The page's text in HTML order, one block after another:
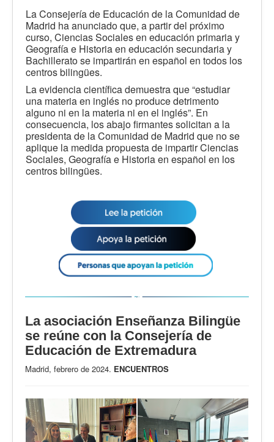
La Consejería de Educación de la Comunidad de
Madrid ha anunciado que, a partir del próximo
curso, Ciencias Sociales en educación primaria y
Geografía e Historia en educación secundaria y
Bachillerato se impartirán en español en todos los
centros bilingües.
La evidencia científica demuestra que “estudiar
una materia en inglés no produce detrimento
alguno ni en la materia ni en el inglés”. En
consecuencia, los abajo firmantes solicitan a la
presidenta de la Comunidad de Madrid que no se
aplique la medida propuesta de impartir Ciencias
Sociales, Geografía e Historia en español en los
centros bilingües.
La asociación Enseñanza Bilingüe
se reúne con la Consejería de
Educación de Extremadura
Madrid, febrero de 2024. ENCUENTROS